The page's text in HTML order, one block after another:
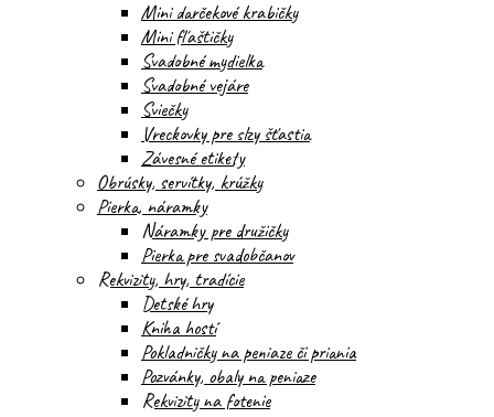
Mini darčekové krabičky
Mini fľaštičky
Svadobné mydielka
Svadobné vejáre
Sviečky
Vreckovky pre slzy šťastia
Závesné etikety
Obrúsky, servítky, krúžky
Pierka, náramky
Náramky pre družičky
Pierka pre svadobčanov
Rekvizity, hry, tradície
Detské hry
Kniha hostí
Pokladničky na peniaze či priania
Pozvánky, obaly na peniaze
Rekvizity na fotenie